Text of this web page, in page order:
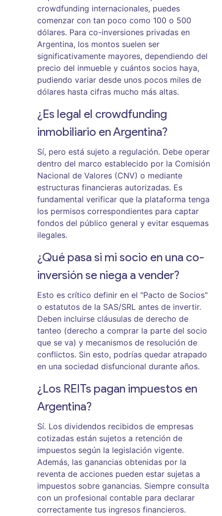
crowdfunding internacionales, puedes
comenzar con tan poco como 100 o 500
dólares. Para co-inversiones privadas en
Argentina, los montos suelen ser
significativamente mayores, dependiendo del
precio del inmueble y cuántos socios haya,
pudiendo variar desde unos pocos miles de
dólares hasta cifras mucho más altas.
¿Es legal el crowdfunding
inmobiliario en Argentina?
Sí, pero está sujeto a regulación. Debe operar
dentro del marco establecido por la Comisión
Nacional de Valores (CNV) o mediante
estructuras financieras autorizadas. Es
fundamental verificar que la plataforma tenga
los permisos correspondientes para captar
fondos del público general y evitar esquemas
ilegales.
¿Qué pasa si mi socio en una co-
inversión se niega a vender?
Esto es crítico definir en el "Pacto de Socios"
o estatutos de la SAS/SRL antes de invertir.
Deben incluirse cláusulas de derecho de
tanteo (derecho a comprar la parte del socio
que se va) y mecanismos de resolución de
conflictos. Sin esto, podrías quedar atrapado
en una sociedad disfuncional durante años.
¿Los REITs pagan impuestos en
Argentina?
Sí. Los dividendos recibidos de empresas
cotizadas están sujetos a retención de
impuestos según la legislación vigente.
Además, las ganancias obtenidas por la
reventa de acciones pueden estar sujetas a
impuestos sobre ganancias. Siempre consulta
con un profesional contable para declarar
correctamente tus ingresos financieros.